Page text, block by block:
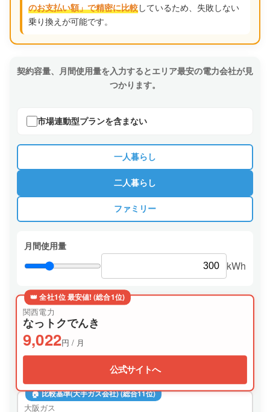
のお支払い額」で精密に比較しているため、失敗しない
乗り換えが可能です。
契約容量、月間使用量を入力するとエリア最安の電力会社が見
つかります。
市場連動型プランを含まない
一人暮らし
二人暮らし
ファミリー
月間使用量
kWh
👑 全社1位 最安値! (総合1位)
関西電力
なっトクでんき
9,022円 / 月
公式サイトへ
🏠 比較基準(大手ガス会社) (総合11位)
大阪ガス